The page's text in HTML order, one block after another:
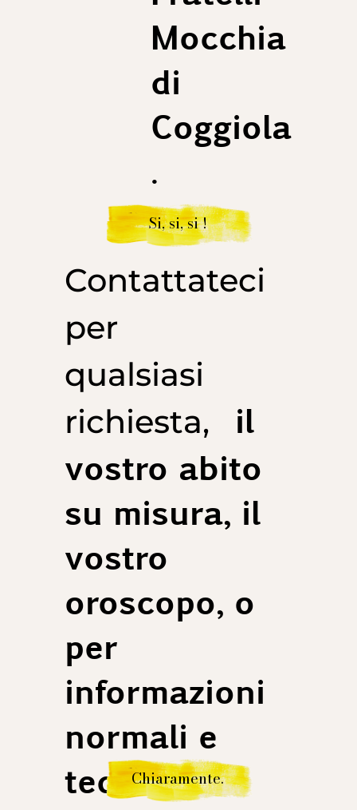
Mocchia
di
Coggiola
.
Contattateci
per
qualsiasi
richiesta,
il
vostro abito
su misura, il
vostro
oroscopo, o
per
informazioni
normali e
tediose.
Si, si, si !
Chiaramente.